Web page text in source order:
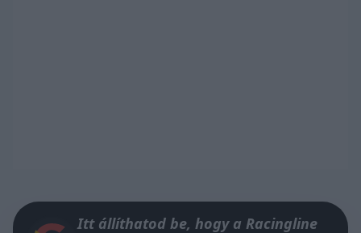
Itt állíthatod be, hogy a Racingline